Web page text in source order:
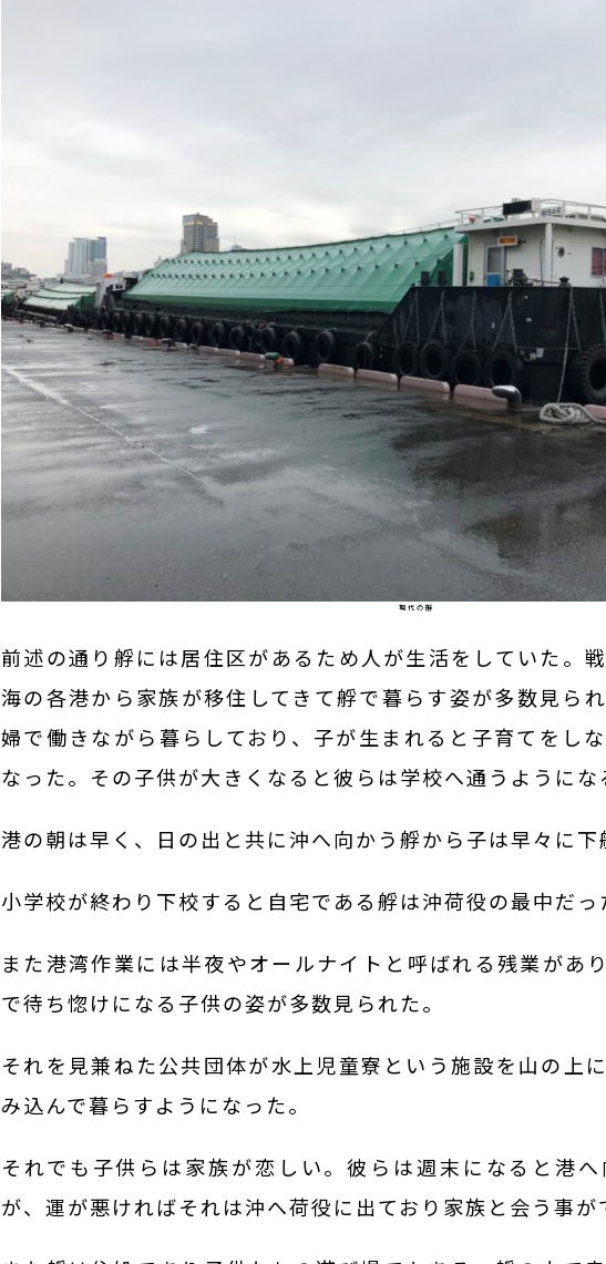
現代の艀
前述の通り艀には居住区があるため人が生活をしていた。
海の各港から家族が移住してきて艀で暮らす姿が多数見ら
婦で働きながら暮らしており、子が生まれると子育てをし
なった。その子供が大きくなると彼らは学校へ通うようにな
港の朝は早く、日の出と共に沖へ向かう艀から子は早々に下
小学校が終わり下校すると自宅である艀は沖荷役の最中だっ
また港湾作業には半夜やオールナイトと呼ばれる残業があ
で待ち惚けになる子供の姿が多数見られた。
それを見兼ねた公共団体が水上児童寮という施設を山の上
み込んで暮らすようになった。
それでも子供らは家族が恋しい。彼らは週末になると港
が、運が悪ければそれは沖へ荷役に出ており家族と会う事が